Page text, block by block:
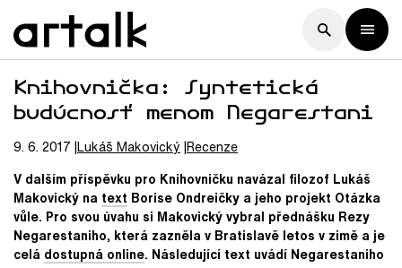
Knihovnička: Syntetická
budúcnosť menom Negarestani
9. 6. 2017 Lukáš Makovický Recenze
V dalším příspěvku pro Knihovničku navázal filozof Lukáš
Makovický na text Borise Ondreičky a jeho projekt Otázka
vůle. Pro svou úvahu si Makovický vybral přednášku Rezy
Negarestaniho, která zazněla v Bratislavě letos v zimě a je
celá dostupná online. Následující text uvádí Negarestaniho